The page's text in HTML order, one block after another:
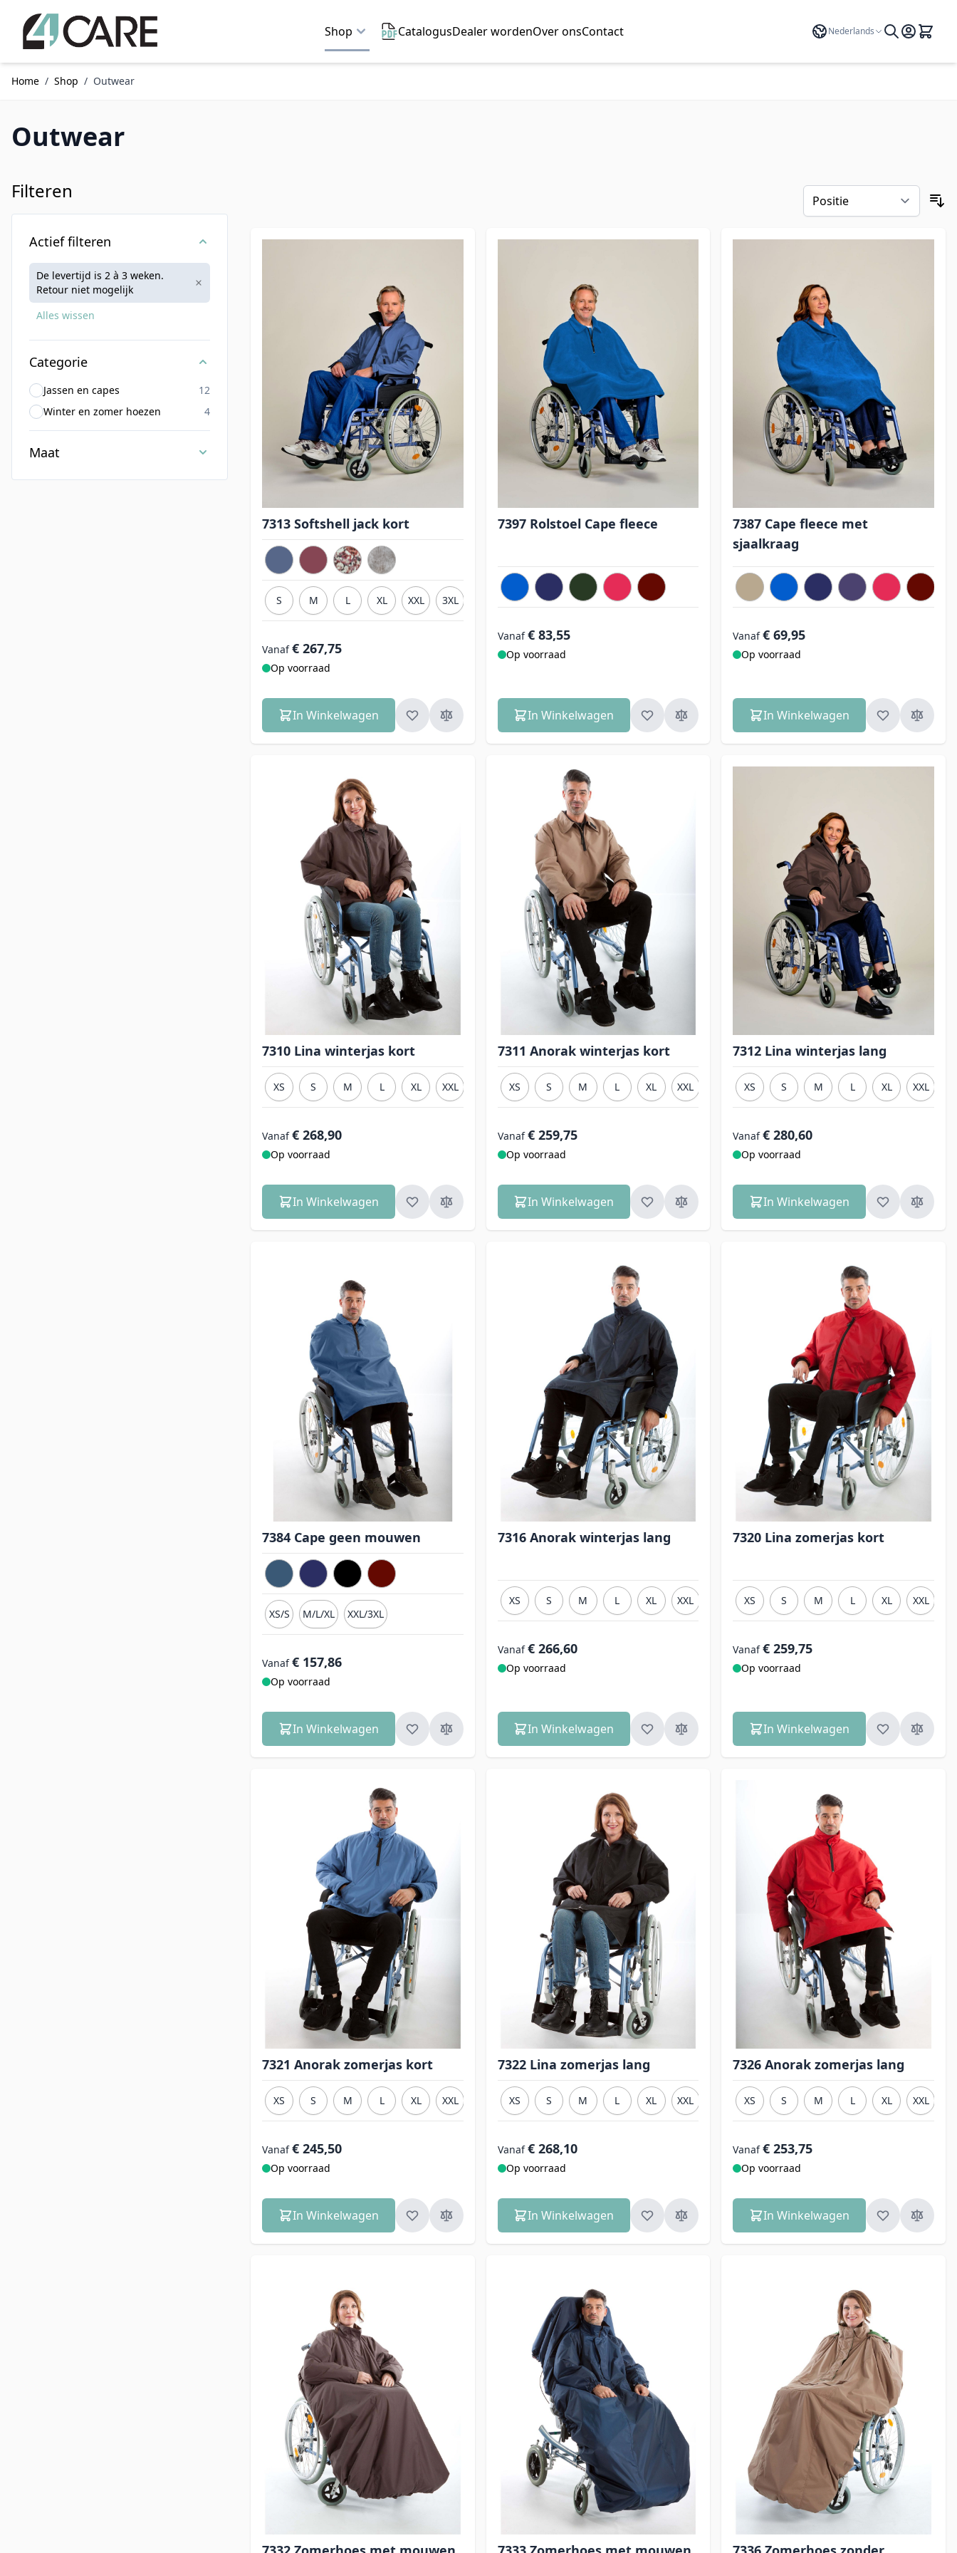
Shop
CatalogusDealer wordenOver onsContact TaalNederlands
Home / Shop / Outwear
Outwear
Filteren
Actief filteren
Levertijd:
De levertijd is 2 à 3 weken.
Retour niet mogelijk
Alles wissen
Categorie
Jassen en capes
12
Winter en zomer hoezen
4
Maat
7313 Softshell jack kort
S M L XL XXL 3XL
Vanaf € 267,75
Op voorraad
In Winkelwagen
7397 Rolstoel Cape fleece
Vanaf € 83,55
Op voorraad
In Winkelwagen
7387 Cape fleece met
sjaalkraag
Vanaf € 69,95
Op voorraad
In Winkelwagen
7310 Lina winterjas kort
XS S M L XL XXL 4XL
Vanaf € 268,90
Op voorraad
In Winkelwagen
7311 Anorak winterjas kort
XS S M L XL XXL
Vanaf € 259,75
Op voorraad
In Winkelwagen
7312 Lina winterjas lang
XS S M L XL XXL
Vanaf € 280,60
Op voorraad
In Winkelwagen
7384 Cape geen mouwen
XS/S M/L/XL XXL/3XL
Vanaf € 157,86
Op voorraad
In Winkelwagen
7316 Anorak winterjas lang
XS S M L XL XXL
Vanaf € 266,60
Op voorraad
In Winkelwagen
7320 Lina zomerjas kort
XS S M L XL XXL
Vanaf € 259,75
Op voorraad
In Winkelwagen
7321 Anorak zomerjas kort
XS S M L XL XXL
Vanaf € 245,50
Op voorraad
In Winkelwagen
7322 Lina zomerjas lang
XS S M L XL XXL
Vanaf € 268,10
Op voorraad
In Winkelwagen
7326 Anorak zomerjas lang
XS S M L XL XXL
Vanaf € 253,75
Op voorraad
In Winkelwagen